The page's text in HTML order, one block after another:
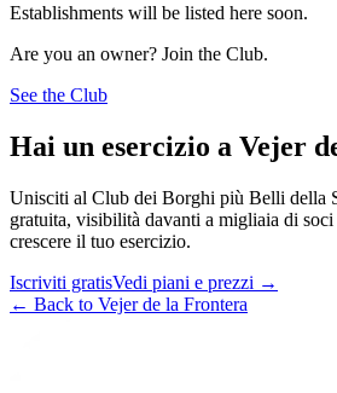
Establishments will be listed here soon.
Are you an owner? Join the Club.
See the Club
Hai un esercizio a Vejer
Unisciti al Club dei Borghi più Belli della
gratuita, visibilità davanti a migliaia di
crescere il tuo esercizio.
Iscriviti gratisVedi piani e prezzi →
← Back to Vejer de la Frontera